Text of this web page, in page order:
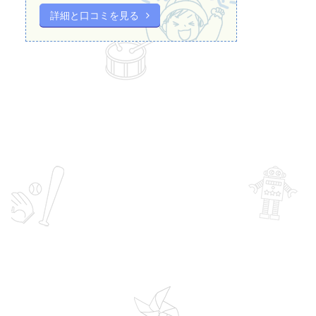
詳細と口コミを見る